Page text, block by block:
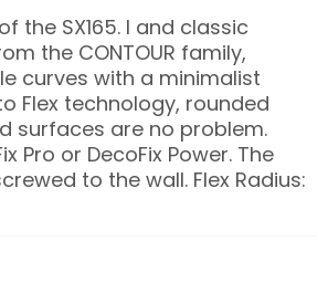
the SX165. l and classic
the CONTOUR family,
curves with a minimalist
Flex technology, rounded
surfaces are no problem.
Pro or DecoFix Power. The
to the wall. Flex Radius: